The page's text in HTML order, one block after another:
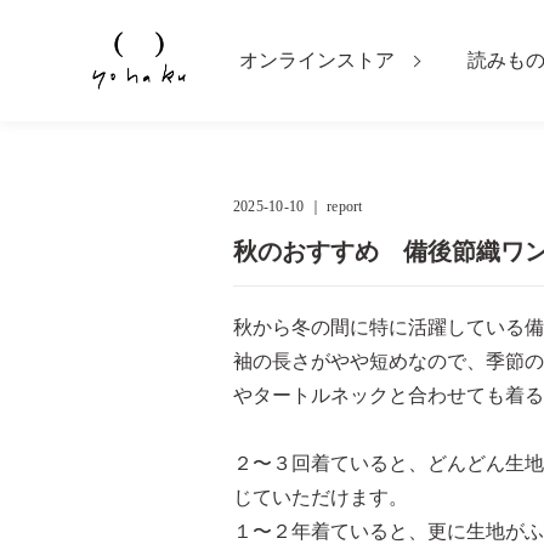
オンラインストア 読みもの
2025-10-10 ｜report
秋のおすすめ 備後節織ワ
秋から冬の間に特に活躍している
袖の長さがやや短めなので、季節
やタートルネックと合わせても着
２〜３回着ていると、どんどん生
じていただけます。
１〜２年着ていると、更に生地が